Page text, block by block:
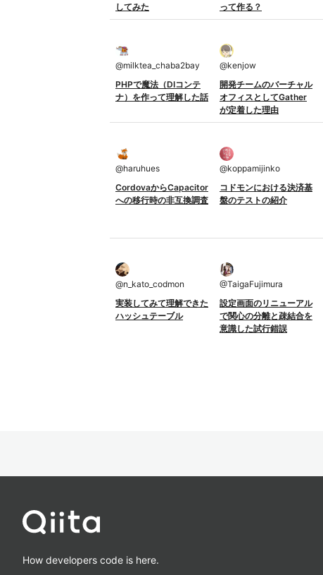
してみた
って作る？
@milktea_chaba2bay
PHPで魔法（DIコンテ
ナ）を作って理解した話
@kenjow
開発チームのバーチャル
オフィスとしてGather
が定着した理由
@haruhues
CordovaからCapacitor
への移行時の非互換調査
@koppamijinko
コドモンにおける決済基
盤のテストの紹介
@n_kato_codmon
実装してみて理解できた
ハッシュテーブル
@TaigaFujimura
設定画面のリニューアル
で関心の分離と疎結合を
意識した試行錯誤
How developers code is here.